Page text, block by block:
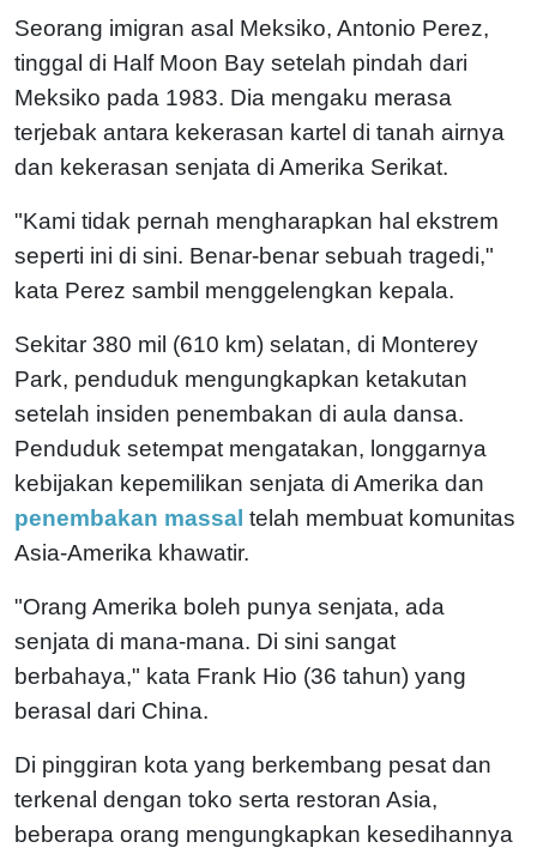
Seorang imigran asal Meksiko, Antonio Perez,
tinggal di Half Moon Bay setelah pindah dari
Meksiko pada 1983. Dia mengaku merasa
terjebak antara kekerasan kartel di tanah airnya
dan kekerasan senjata di Amerika Serikat.
"Kami tidak pernah mengharapkan hal ekstrem
seperti ini di sini. Benar-benar sebuah tragedi,"
kata Perez sambil menggelengkan kepala.
Sekitar 380 mil (610 km) selatan, di Monterey
Park, penduduk mengungkapkan ketakutan
setelah insiden penembakan di aula dansa.
Penduduk setempat mengatakan, longgarnya
kebijakan kepemilikan senjata di Amerika dan
penembakan massal telah membuat komunitas
Asia-Amerika khawatir.
"Orang Amerika boleh punya senjata, ada
senjata di mana-mana. Di sini sangat
berbahaya," kata Frank Hio (36 tahun) yang
berasal dari China.
Di pinggiran kota yang berkembang pesat dan
terkenal dengan toko serta restoran Asia,
beberapa orang mengungkapkan kesedihannya